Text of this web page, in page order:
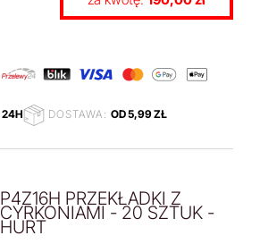
24H DOSTAWA: OD 5,99 ZŁ
P4Z16H PRZEKŁADKI Z
CYRKONIAMI - 20 SZTUK -
HURT